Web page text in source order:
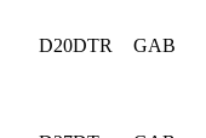
D20DTR
GAB